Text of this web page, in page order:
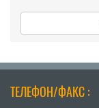
ТЕЛЕФОН/ФАКС :